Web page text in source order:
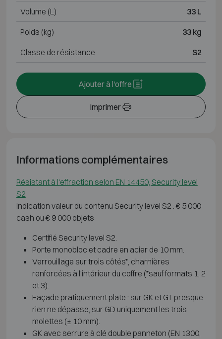
Volume (L) 33 L
Poids (kg) 33 kg
Classe de résistance S2
Imprimer
Ajouter à l'offre
Informations complémentaires
Résistant à l'effraction selon EN 14450, Security level
S2
Indication valeur du contenu Security level S2 : € 5 000
cash ou € 9 000 objets
Certifié Security level S2.
Porte monobloc et cadre en acier de 10 mm.
Verrouillage sur trois côtés*, charnières
renforcées à l'intérieur du coffre (*sauf formats 1, 2
et 3).
Façade pratiquement plate : sur GK et GT presque
rien ne dépasse, sur GD uniquement les trois
molettes (± 10 mm).
GK avec serrure à clé double panneton (EN 1300,